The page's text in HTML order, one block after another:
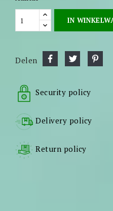
IN
Delen
Security policy
Delivery policy
Return policy